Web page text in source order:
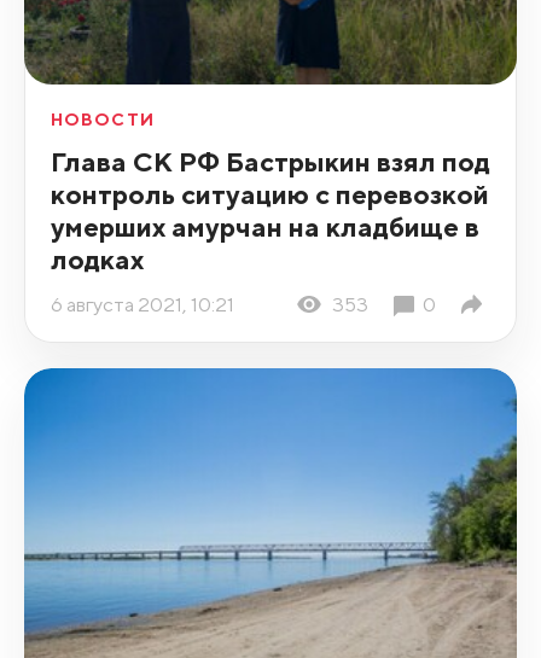
НОВОСТИ
Глава СК РФ Бастрыкин взял под
контроль ситуацию с перевозкой
умерших амурчан на кладбище в
лодках
6 августа 2021, 10:21 353 0